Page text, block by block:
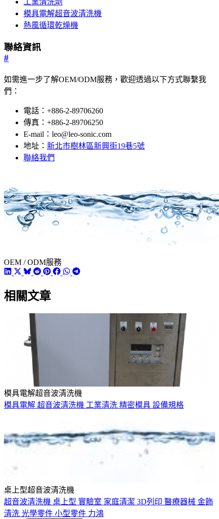
工業清洗劑
模具電解超音波清洗機
熱風循環乾燥機
聯絡資訊
#
如需進一步了解OEM/ODM服務，歡迎透過以下方式聯繫我
們：
電話：+886-2-89706260
傳真：+886-2-89706250
E-mail：leo@leo-sonic.com
地址： 新北市樹林區新興街19巷5號
聯絡我們
OEM / ODM服務
相關文章
模具電解超音波清洗機
模具電解 超音波清洗機 工業清洗 精密模具 設備規格
桌上型超音波清洗機
超音波清洗機 桌上型 實驗室 家庭清潔 3D列印 醫療器械 金飾
清洗 光學零件 小型零件 力鴻